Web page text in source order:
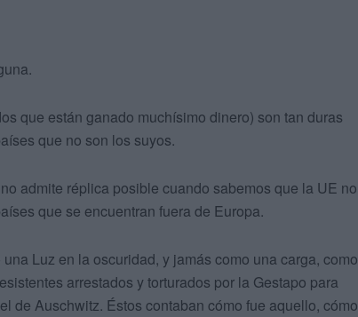
que están ganado muchísimo dinero) son tan duras
que no son los suyos.
admite réplica posible cuando sabemos que la UE no
que se encuentran fuera de Europa.
Luz en la oscuridad, y jamás como una carga, como
arrestados y torturados por la Gestapo para
de Auschwitz. Éstos contaban cómo fue aquello, cómo